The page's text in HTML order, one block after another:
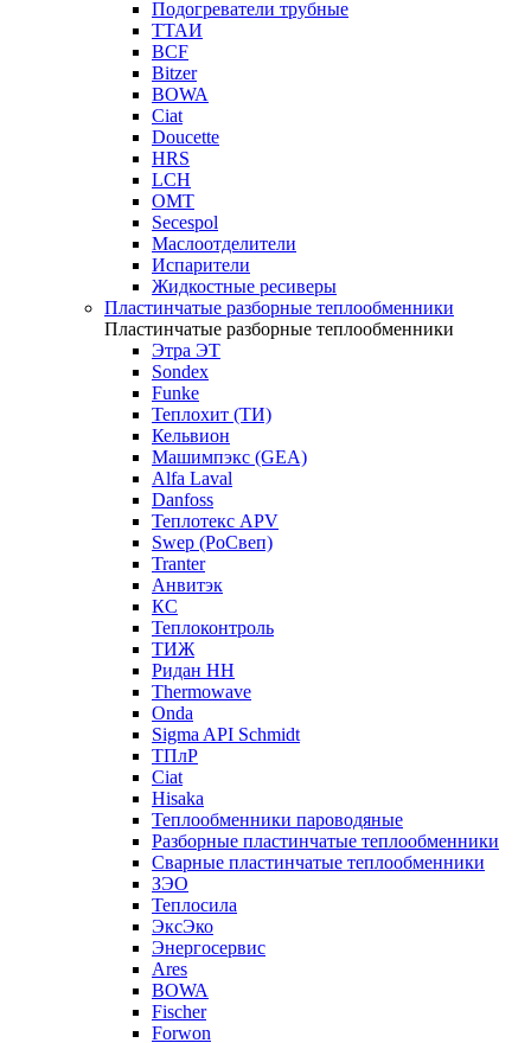
Подогреватели трубные
ТТАИ
BCF
Bitzer
BOWA
Ciat
Doucette
HRS
LCH
OMT
Secespol
Маслоотделители
Испарители
Жидкостные ресиверы
Пластинчатые разборные теплообменники
Пластинчатые разборные теплообменники
Этра ЭТ
Sondex
Funke
Теплохит (ТИ)
Кельвион
Машимпэкс (GEA)
Alfa Laval
Danfoss
Теплотекс APV
Swep (РоСвеп)
Tranter
Анвитэк
КС
Теплоконтроль
ТИЖ
Ридан НН
Thermowave
Onda
Sigma API Schmidt
ТПлР
Ciat
Hisaka
Теплообменники пароводяные
Разборные пластинчатые теплообменники
Сварные пластинчатые теплообменники
ЗЭО
Теплосила
ЭксЭко
Энергосервис
Ares
BOWA
Fischer
Forwon